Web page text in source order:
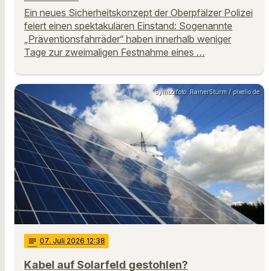
Ein neues Sicherheitskonzept der Oberpfälzer Polizei
feiert einen spektakulären Einstand: Sogenannte
„Präventionsfahrräder“ haben innerhalb weniger
Tage zur zweimaligen Festnahme eines …
Symbolfoto: RainerSturm / pixelio.de
notes 07. Juli 2026 12:38
Kabel auf Solarfeld gestohlen?